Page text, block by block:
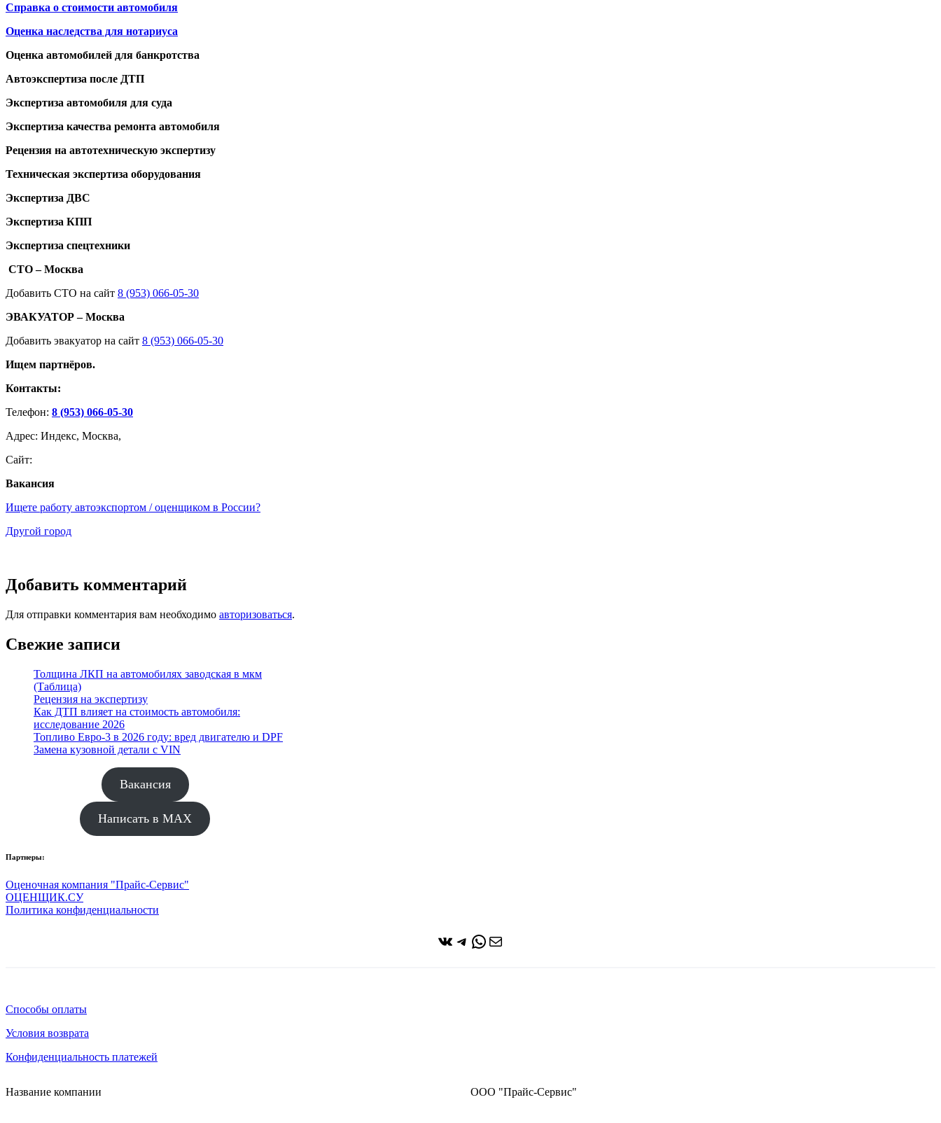
Справка о стоимости автомобиля
Оценка наследства для нотариуса
Оценка автомобилей для банкротства
Автоэкспертиза после ДТП
Экспертиза автомобиля для суда
Экспертиза качества ремонта автомобиля
Рецензия на автотехническую экспертизу
Техническая экспертиза оборудования
Экспертиза ДВС
Экспертиза КПП
Экспертиза спецтехники
СТО – Москва
Добавить СТО на сайт 8 (953) 066-05-30
ЭВАКУАТОР – Москва
Добавить эвакуатор на сайт 8 (953) 066-05-30
Ищем партнёров.
Контакты:
Телефон: 8 (953) 066-05-30
Адрес: Индекс, Москва,
Сайт:
Вакансия
Ищете работу автоэкспортом / оценщиком в России?
Другой город
Добавить комментарий
Для отправки комментария вам необходимо авторизоваться.
Свежие записи
Толщина ЛКП на автомобилях заводская в мкм
(Таблица)
Рецензия на экспертизу
Как ДТП влияет на стоимость автомобиля:
исследование 2026
Топливо Евро-3 в 2026 году: вред двигателю и DPF
Замена кузовной детали с VIN
Вакансия
Написать в MAX
Партнеры:
Оценочная компания "Прайс-Сервис"
ОЦЕНЩИК.СУ
Политика конфиденциальности
ВКонтакте
Telegram
WhatsApp
Почта
Способы оплаты
Условия возврата
Конфиденциальность платежей
Название компании ООО "Прайс-Сервис"